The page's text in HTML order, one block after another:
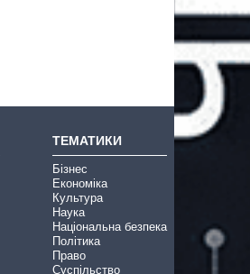
ТЕМАТИКИ
Бізнес
Економіка
Культура
Наука
Національна безпека
Політика
Право
Суспільство